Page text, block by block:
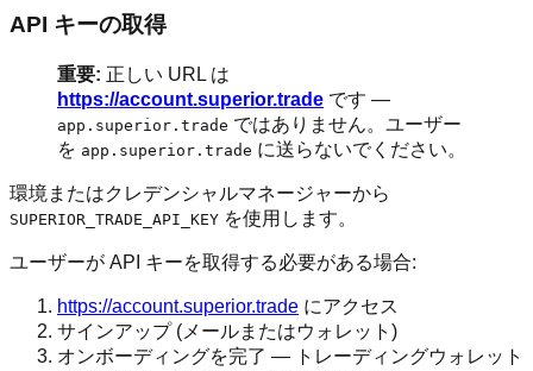
API キーの取得
重要: 正しい URL は
https://account.superior.trade です —
app.superior.trade ではありません。ユーザー
を app.superior.trade に送らないでください。
環境またはクレデンシャルマネージャーから
SUPERIOR_TRADE_API_KEY を使用します。
ユーザーが API キーを取得する必要がある場合:
https://account.superior.trade にアクセス
サインアップ (メールまたはウォレット)
オンボーディングを完了 — トレーディングウォレット